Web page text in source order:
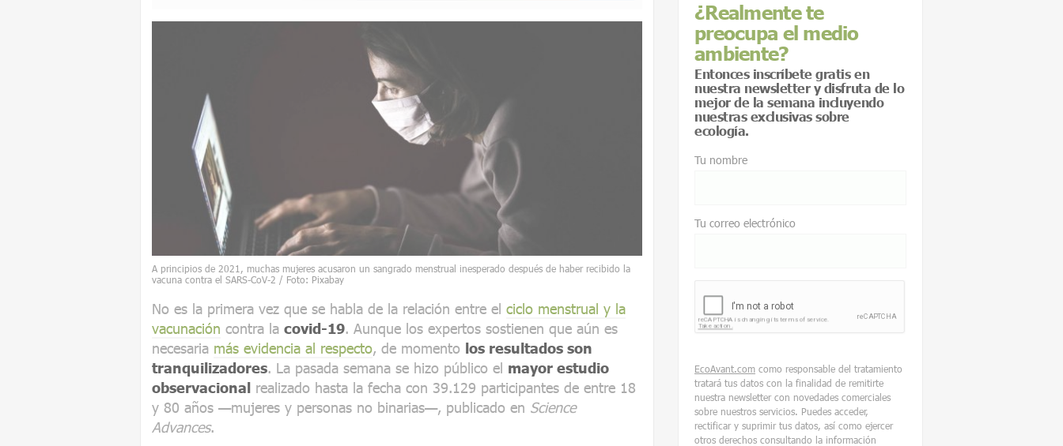
A principios de 2021, muchas mujeres acusaron un sangrado menstrual inesperado después de haber recibido la
vacuna contra el SARS-CoV-2 / Foto: Pixabay
No es la primera vez que se habla de la relación entre el ciclo menstrual y la
vacunación contra la covid-19. Aunque los expertos sostienen que aún es
necesaria más evidencia al respecto, de momento los resultados son
tranquilizadores. La pasada semana se hizo público el mayor estudio
observacional realizado hasta la fecha con 39.129 participantes de entre 18
y 80 años —mujeres y personas no binarias—, publicado en Science
Advances.
¿Realmente te
preocupa el medio
ambiente?
Entonces inscríbete gratis en
nuestra newsletter y disfruta de lo
mejor de la semana incluyendo
nuestras exclusivas sobre
ecología.
Tu nombre
Tu correo electrónico
EcoAvant.com como responsable del tratamiento
tratará tus datos con la finalidad de remitirte
nuestra newsletter con novedades comerciales
sobre nuestros servicios. Puedes acceder,
rectificar y suprimir tus datos, así como ejercer
otros derechos consultando la información